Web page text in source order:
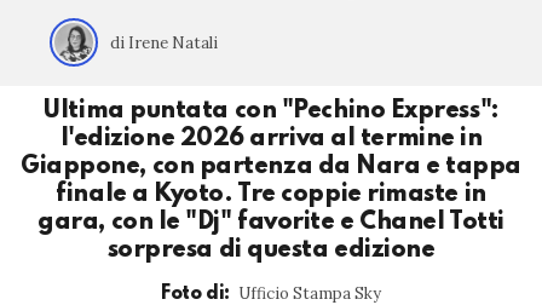
di Irene Natali
Ultima puntata con "Pechino Express":
l'edizione 2026 arriva al termine in
Giappone, con partenza da Nara e tappa
finale a Kyoto. Tre coppie rimaste in
gara, con le "Dj" favorite e Chanel Totti
sorpresa di questa edizione
Foto di: Ufficio Stampa Sky